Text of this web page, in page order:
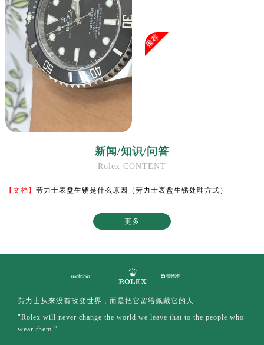
推荐
新闻/知识/问答
Rolex CONTENT
【文档】 劳力士表盘生锈是什么原因（劳力士表盘生锈处理方式）
更多
劳力士从来没有改变世界，而是把它留给佩戴它的人
"Rolex will never change the world.we leave that to the people who
wear them.”